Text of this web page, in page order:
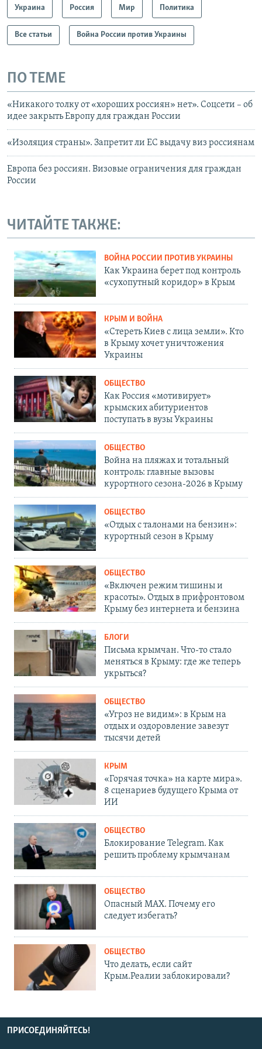
Украина Россия Мир Политика
Все статьи Война России против Украины
ПО ТЕМЕ
«Никакого толку от «хороших россиян» нет». Соцсети – об
идее закрыть Европу для граждан России
«Изоляция страны». Запретит ли ЕС выдачу виз россиянам
Европа без россиян. Визовые ограничения для граждан
России
ЧИТАЙТЕ ТАКЖЕ:
ВОЙНА РОССИИ ПРОТИВ УКРАИНЫ
Как Украина берет под контроль
«сухопутный коридор» в Крым
КРЫМ И ВОЙНА
«Стереть Киев с лица земли». Кто
в Крыму хочет уничтожения
Украины
ОБЩЕСТВО
Как Россия «мотивирует»
крымских абитуриентов
поступать в вузы Украины
ОБЩЕСТВО
Война на пляжах и тотальный
контроль: главные вызовы
курортного сезона-2026 в Крыму
ОБЩЕСТВО
«Отдых с талонами на бензин»:
курортный сезон в Крыму
ОБЩЕСТВО
«Включен режим тишины и
красоты». Отдых в прифронтовом
Крыму без интернета и бензина
БЛОГИ
Письма крымчан. Что-то стало
меняться в Крыму: где же теперь
укрыться?
ОБЩЕСТВО
«Угроз не видим»: в Крым на
отдых и оздоровление завезут
тысячи детей
КРЫМ
«Горячая точка» на карте мира».
8 сценариев будущего Крыма от
ИИ
ОБЩЕСТВО
Блокирование Telegram. Как
решить проблему крымчанам
ОБЩЕСТВО
Опасный MAX. Почему его
следует избегать?
ОБЩЕСТВО
Что делать, если сайт
Крым.Реалии заблокировали?
ПРИСОЕДИНЯЙТЕСЬ!